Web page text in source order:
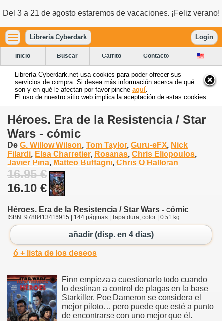
Del 3 a 21 de agosto estaremos de vacaciones. ¡Feliz verano!
Librería Cyberdark Login
Inicio Buscar Carrito Contacto
Librería Cyberdark.net usa cookies para poder ofrecer sus
servicios de compra. Si desea más información acerca de qué
son y en qué le afectan por favor pinche aquí
El uso de nuestro sitio web implica la aceptación de estas cookies.
Héroes. Era de la Resistencia / Star
Wars - cómic
De G. Willow Wilson, Tom Taylor, Guru-eFX, Nick
Filardi, Elsa Charretier, Rosanas, Chris Eliopoulos,
Javier Pina, Matteo Buffagni, Chris O’Halloran
16.95 €
16.10 €
Héroes. Era de la Resistencia / Star Wars - cómic
ISBN: 9788413416915 | 144 páginas | Tapa dura, color | 0.51 kg
añadir (disp. en 4 días)
ó + lista de los deseos
Finn empieza a cuestionarlo todo cuando
lo destinan a control de plagas en la base
Starkiller. Poe Dameron se considera el
mejor piloto… pero puede que esté a punto
de encontrarse con uno mejor que él.